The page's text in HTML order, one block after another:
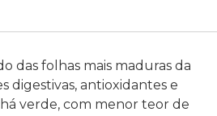
das folhas mais maduras da
digestivas, antioxidantes e
verde, com menor teor de